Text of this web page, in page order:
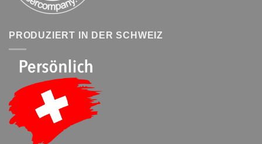
PRODUZIERT IN DER SCHWEIZ